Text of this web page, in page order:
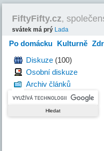
FiftyFifty.cz,
svátek má prý Lada
Po domácku Kulturně
HravěDiskuze (100)
Osobní diskuze
Archiv článků